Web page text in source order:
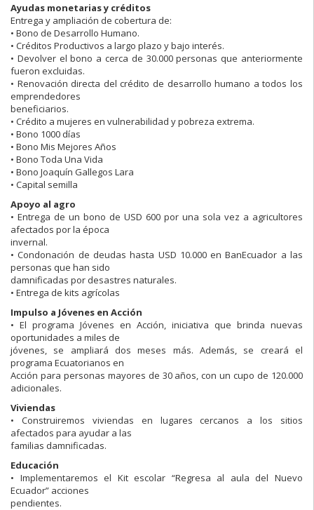
Ayudas monetarias y créditos
Entrega y ampliación de cobertura de:
• Bono de Desarrollo Humano.
• Créditos Productivos a largo plazo y bajo interés.
• Devolver el bono a cerca de 30.000 personas que anteriormente
fueron excluidas.
• Renovación directa del crédito de desarrollo humano a todos los
emprendedores
beneficiarios.
• Crédito a mujeres en vulnerabilidad y pobreza extrema.
• Bono 1000 días
• Bono Mis Mejores Años
• Bono Toda Una Vida
• Bono Joaquín Gallegos Lara
• Capital semilla
Apoyo al agro
• Entrega de un bono de USD 600 por una sola vez a agricultores
afectados por la época
invernal.
• Condonación de deudas hasta USD 10.000 en BanEcuador a las
personas que han sido
damnificadas por desastres naturales.
• Entrega de kits agrícolas
Impulso a Jóvenes en Acción
• El programa Jóvenes en Acción, iniciativa que brinda nuevas
oportunidades a miles de
jóvenes, se ampliará dos meses más. Además, se creará el
programa Ecuatorianos en
Acción para personas mayores de 30 años, con un cupo de 120.000
adicionales.
Viviendas
• Construiremos viviendas en lugares cercanos a los sitios
afectados para ayudar a las
familias damnificadas.
Educación
• Implementaremos el Kit escolar “Regresa al aula del Nuevo
Ecuador” acciones
pendientes.